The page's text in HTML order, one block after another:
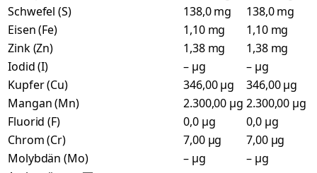
Schwefel (S)
138,0 mg
138,0 mg
Eisen (Fe)
1,10 mg
1,10 mg
Zink (Zn)
1,38 mg
1,38 mg
Iodid (I)
– µg
– µg
Kupfer (Cu)
346,00 µg
346,00 µg
Mangan (Mn)
2.300,00 µg 2.300,00 µg
Fluorid (F)
0,0 µg
0,0 µg
Chrom (Cr)
7,00 µg
7,00 µg
Molybdän (Mo)
– µg
– µg